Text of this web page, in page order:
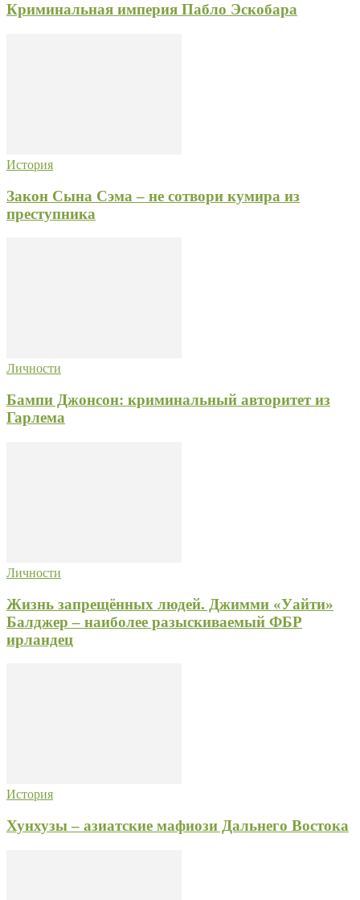
Криминальная империя Пабло Эскобара
История
Закон Сына Сэма – не сотвори кумира из
преступника
Личности
Бампи Джонсон: криминальный авторитет из
Гарлема
Личности
Жизнь запрещённых людей. Джимми «Уайти»
Балджер – наиболее разыскиваемый ФБР
ирландец
История
Хунхузы – азиатские мафиози Дальнего Востока